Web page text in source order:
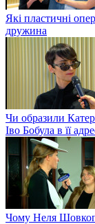
Які пластичні
дружина
Чи образили
Іво Бобула в її
Чому Неля